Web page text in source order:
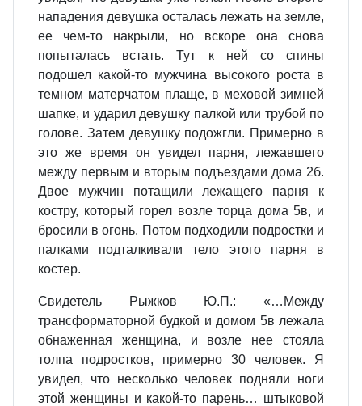
нападения девушка осталась лежать на земле,
ее чем-то накрыли, но вскоре она снова
попыталась встать. Тут к ней со спины
подошел какой-то мужчина высокого роста в
темном матерчатом плаще, в меховой зимней
шапке, и ударил девушку палкой или трубой по
голове. Затем девушку подожгли. Примерно в
это же время он увидел парня, лежавшего
между первым и вторым подъездами дома 2б.
Двое мужчин потащили лежащего парня к
костру, который горел возле торца дома 5в, и
бросили в огонь. Потом подходили подростки и
палками подталкивали тело этого парня в
костер.
Свидетель Рыжков Ю.П.: «…Между
трансформаторной будкой и домом 5в лежала
обнаженная женщина, и возле нее стояла
толпа подростков, примерно 30 человек. Я
увидел, что несколько человек подняли ноги
этой женщины и какой-то парень… штыковой